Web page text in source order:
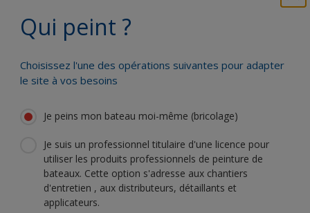
Qui peint ?
Choisissez l'une des opérations suivantes pour adapter
le site à vos besoins
Je peins mon bateau moi-même (bricolage)
Je suis un professionnel titulaire d'une licence pour
utiliser les produits professionnels de peinture de
bateaux. Cette option s'adresse aux chantiers
d'entretien , aux distributeurs, détaillants et
applicateurs.
Peignez votre bateau comme un pro
Obtenez toute l'aide dont vous avez
besoin pour peindre en toute
confiance